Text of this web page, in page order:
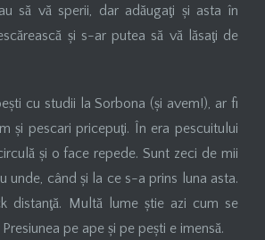
să vă sperii, dar adăugaţi și asta în
și s-ar putea să vă lăsaţi de
cu studii la Sorbona (și avem!), ar fi
și pescari pricepuţi. În era pescuitului
și o face repede. Sunt zeci de mii
unde, când și la ce s-a prins luna asta.
distanţă. Multă lume știe azi cum se
pe ape și pe pești e imensă.